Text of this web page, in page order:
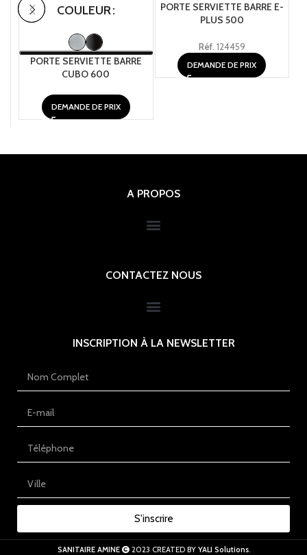
COULEUR
PORTE SERVIETTE BARRE
CUBO 600
DEMANDE DE PRIX
PORTE SERVIETTE BARRE E-
PLUS 500
Réf. 124459
DEMANDE DE PRIX
A PROPOS
CONTACTEZ NOUS
INSCRIPTION À LA NEWSLETTER
S'inscrire
SANITAIRE AMINE 2023 CREATED BY YALI Solutions.